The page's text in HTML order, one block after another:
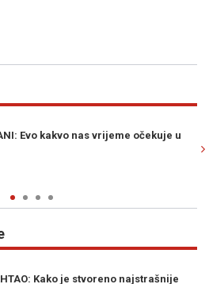
Evo kakvo nas vrijeme očekuje u
Kako je stvoreno najstrašnije